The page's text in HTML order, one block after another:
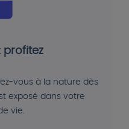
profitez
vous à la nature dès
exposé dans votre
vie.